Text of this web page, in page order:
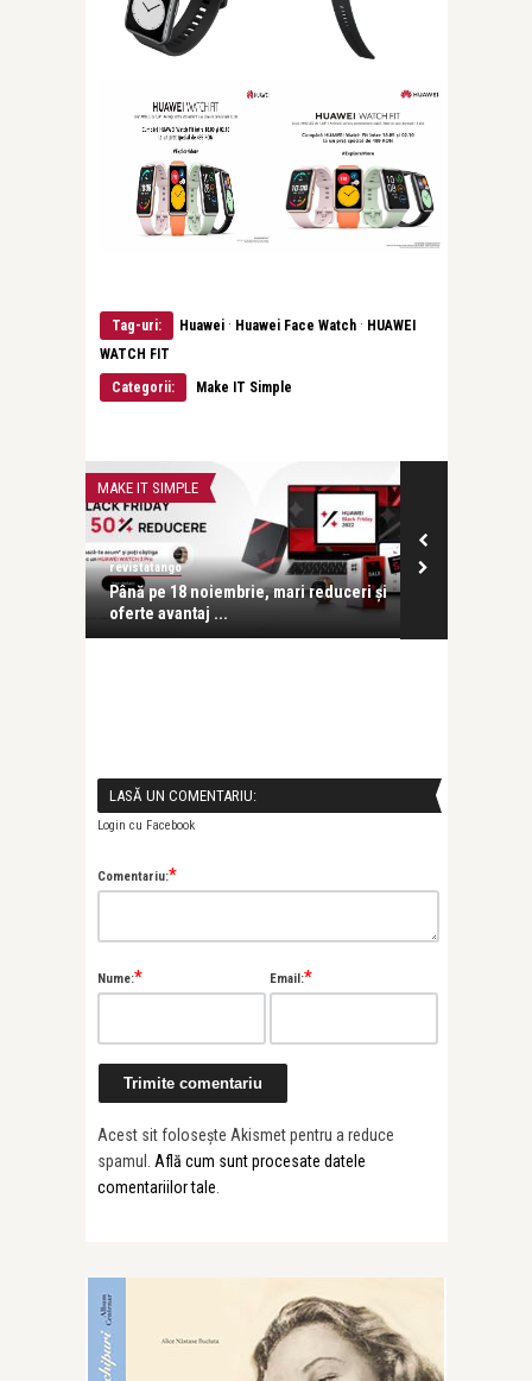
Tag-uri: Huawei · Huawei Face Watch · HUAWEI
WATCH FIT
Categorii:
Make IT Simple
MAKE IT SIMPLE
revistatango
Până pe 18 noiembrie, mari reduceri și
oferte avantaj ...
LASĂ UN COMENTARIU:
Login cu Facebook
Comentariu:*
Nume:* Email:*
Acest sit folosește Akismet pentru a reduce
spamul. Află cum sunt procesate datele
comentariilor tale